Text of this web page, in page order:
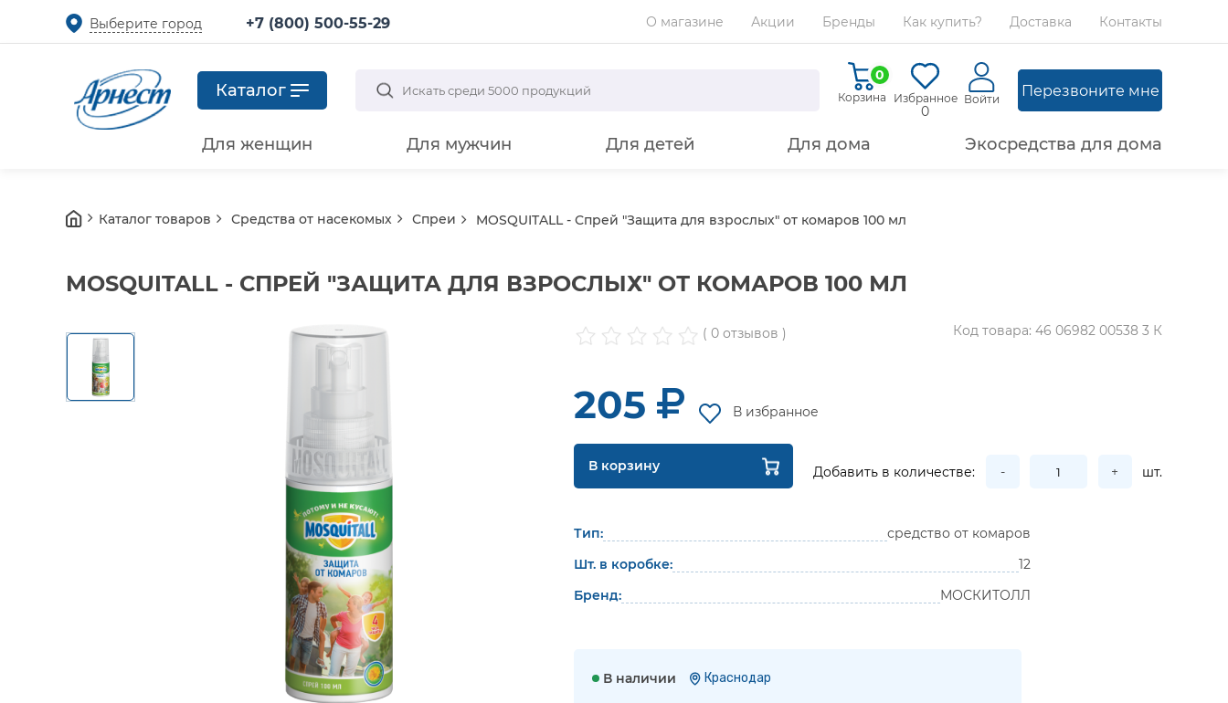
Выберите город +7 (800) 500-55-29 О магазине Акции Бренды Как купить? Доставка Контакты
Каталог
0
Корзина Избранное
0
Войти Перезвоните мне
Для женщин Для мужчин Для детей Для дома Экосредства для дома
Каталог товаров Средства от насекомых Спреи MOSQUITALL - Спрей "Защита для взрослых" от комаров 100 мл
MOSQUITALL - СПРЕЙ "ЗАЩИТА ДЛЯ ВЗРОСЛЫХ" ОТ КОМАРОВ 100 МЛ
( 0 отзывов ) Код товара: 46 06982 00538 3 К
205 В избранное
В корзину Добавить в количестве: - + шт.
Тип:
средство от комаров
Шт. в коробке:
12
Бренд:
МОСКИТОЛЛ
В наличии Краснодар